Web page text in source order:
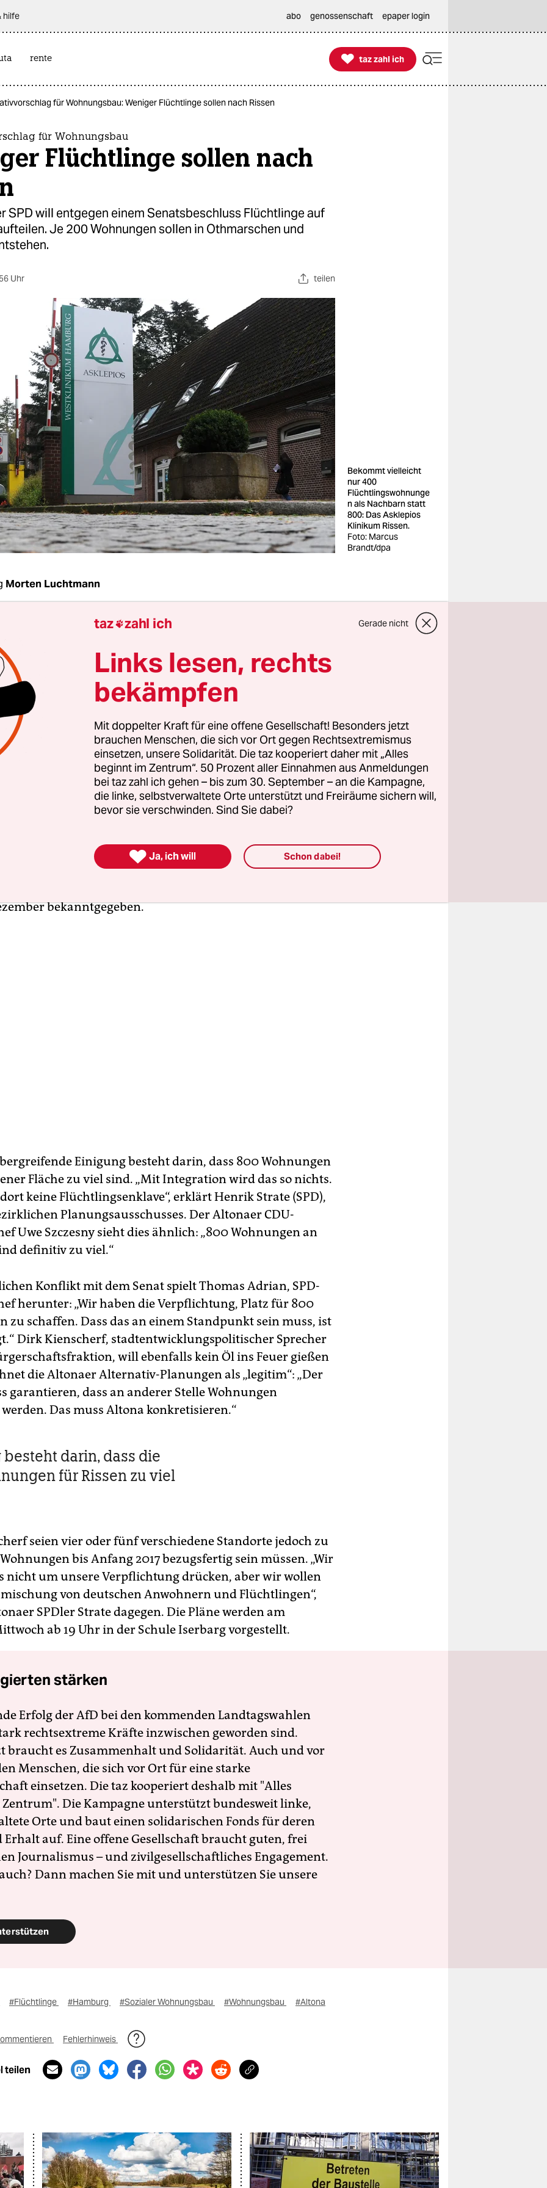
hilfe abo genossenschaft epaper login
rente 
taz zahl ich
taz zahl ich
für Wohnungsbau: Weniger Flüchtlinge sollen nach Rissen
für Wohnungsbau
Flüchtlinge sollen nach
SPD will entgegen einem Senatsbeschluss Flüchtlinge auf
Je 200 Wohnungen sollen in Othmarschen und
Uhr teilen
Bekommt vielleicht
nur 400
Flüchtlingswohnunge
n als Nachbarn statt
800: Das Asklepios
Klinikum Rissen.
Foto: Marcus
Brandt/dpa
Morten Luchtmann
der Bezirksversammlung Altona möchte, dass auf
des Rissener Krankenhauses nur die Hälfte der dort
800 Wohnungen gebaut werden. Damit stellt sie
Pläne des SPD-geführten Senats. Neben 400
plant die SPD auf dem Areal 200 frei
sowie einen Quartiersplatz mit Kita, Bäcker
400 Wohnungen, für die der Bezirk nach einem
Flächen ausweisen muss, sollen südlich der Osdorfer
in Othmarschen und Ottensen entstehen. Eine der infrage
Flächen liegt hinter dem UCI-Kino an der Baurstraße in
Planungsausschusses, rund 200 der noch gebrauchten
entstehen. Potenzielle Flächen für die dann noch
bekanntgegeben.
Einigung besteht darin, dass 800 Wohnungen
Fläche zu viel sind. „Mit Integration wird das so nichts.
keine Flüchtlingsenklave“, erklärt Henrik Strate (SPD),
Planungsausschusses. Der Altonaer CDU-
Uwe Szczesny sieht dies ähnlich: „800 Wohnungen an
definitiv zu viel.“
Konflikt mit dem Senat spielt Thomas Adrian, SPD-
herunter: „Wir haben die Verpflichtung, Platz für 800
zu schaffen. Dass das an einem Standpunkt sein muss, ist
Dirk Kienscherf, stadtentwicklungspolitischer Sprecher
will ebenfalls kein Öl ins Feuer gießen
die Altonaer Alternativ-Planungen als „legitim“: „Der
garantieren, dass an anderer Stelle Wohnungen
Das muss Altona konkretisieren.“
darin, dass die
für Rissen zu viel
seien vier oder fünf verschiedene Standorte jedoch zu
bis Anfang 2017 bezugsfertig sein müssen. „Wir
nicht um unsere Verpflichtung drücken, aber wir wollen
von deutschen Anwohnern und Flüchtlingen“,
SPDler Strate dagegen. Die Pläne werden am
ab 19 Uhr in der Schule Iserbarg vorgestellt.
stärken
Erfolg der AfD bei den kommenden Landtagswahlen
rechtsextreme Kräfte inzwischen geworden sind.
braucht es Zusammenhalt und Solidarität. Auch und vor
Menschen, die sich vor Ort für eine starke
einsetzen. Die taz kooperiert deshalb mit "Alles
Die Kampagne unterstützt bundesweit linke,
Orte und baut einen solidarischen Fonds für deren
Erhalt auf. Eine offene Gesellschaft braucht guten, frei
Journalismus – und zivilgesellschaftliches Engagement.
Dann machen Sie mit und unterstützen Sie unsere
#Flüchtlinge #Hamburg #Sozialer Wohnungsbau #Wohnungsbau #Altona
Fehlerhinweis
teilen
taz zahl ich Gerade nicht
Links lesen, rechts
bekämpfen
Mit doppelter Kraft für eine offene Gesellschaft! Besonders jetzt
brauchen Menschen, die sich vor Ort gegen Rechtsextremismus
einsetzen, unsere Solidarität. Die taz kooperiert daher mit „Alles
beginnt im Zentrum“. 50 Prozent aller Einnahmen aus Anmeldungen
bei taz zahl ich gehen – bis zum 30. September – an die Kampagne,
die linke, selbstverwaltete Orte unterstützt und Freiräume sichern will,
bevor sie verschwinden. Sind Sie dabei?
 Ja, ich will Schon dabei!